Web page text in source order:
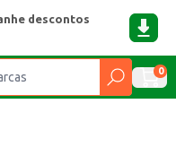
descontos
0